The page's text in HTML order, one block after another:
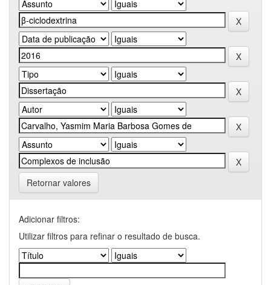
Retornar valores
Adicionar filtros:
Utilizar filtros para refinar o resultado de busca.